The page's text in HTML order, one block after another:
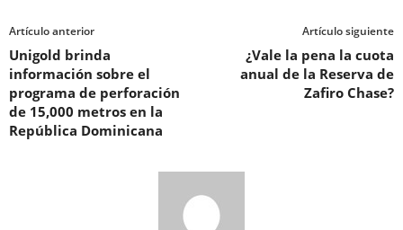
Artículo anterior
Unigold brinda
información sobre el
programa de perforación
de 15,000 metros en la
República Dominicana
Artículo siguiente
¿Vale la pena la cuota
anual de la Reserva de
Zafiro Chase?